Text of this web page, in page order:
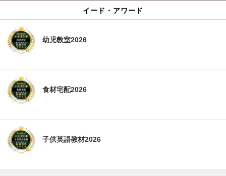
イード・アワード
幼児教室2026
食材宅配2026
子供英語教材2026